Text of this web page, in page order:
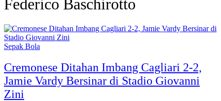
Federico Baschirotto
Sepak Bola
Cremonese Ditahan Imbang Cagliari 2-2,
Jamie Vardy Bersinar di Stadio Giovanni
Zini